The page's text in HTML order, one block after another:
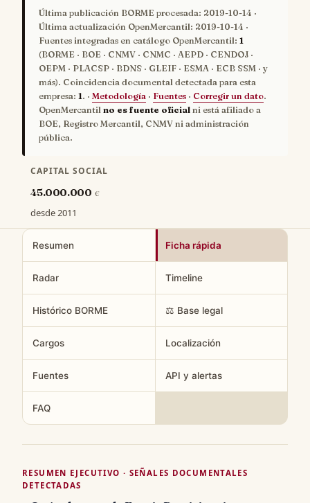
Última publicación BORME procesada: 2019-10-14 ·
Última actualización OpenMercantil: 2019-10-14 ·
Fuentes integradas en catálogo OpenMercantil: 1
(BORME · BOE · CNMV · CNMC · AEPD · CENDOJ ·
OEPM · PLACSP · BDNS · GLEIF · ESMA · ECB SSM · y
más). Coincidencia documental detectada para esta
empresa: 1. · Metodología · Fuentes · Corregir un dato.
OpenMercantil no es fuente oficial ni está afiliado a
BOE, Registro Mercantil, CNMV ni administración
pública.
CAPITAL SOCIAL
45.000.000 €
desde 2011
Resumen Ficha rápida
Radar Timeline
Histórico BORME ⚖️ Base legal
Cargos Localización
Fuentes API y alertas
FAQ
RESUMEN EJECUTIVO · SEÑALES DOCUMENTALES
DETECTADAS